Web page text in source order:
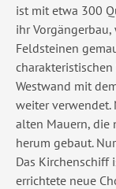
ist mit etwa 300
ihr
Feldsteinen
Westwand mit
weiter
alten Mauern, die
herum gebaut.
Das
errichtete neue